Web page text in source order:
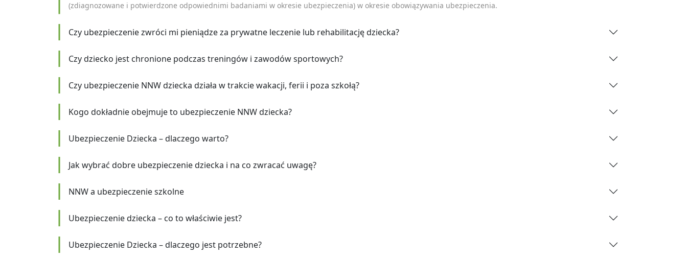
(zdiagnozowane i potwierdzone odpowiednimi badaniami w okresie ubezpieczenia) w okresie obowiązywania ubezpieczenia.
Czy ubezpieczenie zwróci mi pieniądze za prywatne leczenie lub rehabilitację dziecka?
Czy dziecko jest chronione podczas treningów i zawodów sportowych?
Czy ubezpieczenie NNW dziecka działa w trakcie wakacji, ferii i poza szkołą?
Kogo dokładnie obejmuje to ubezpieczenie NNW dziecka?
Ubezpieczenie Dziecka – dlaczego warto?
Jak wybrać dobre ubezpieczenie dziecka i na co zwracać uwagę?
NNW a ubezpieczenie szkolne
Ubezpieczenie dziecka – co to właściwie jest?
Ubezpieczenie Dziecka – dlaczego jest potrzebne?